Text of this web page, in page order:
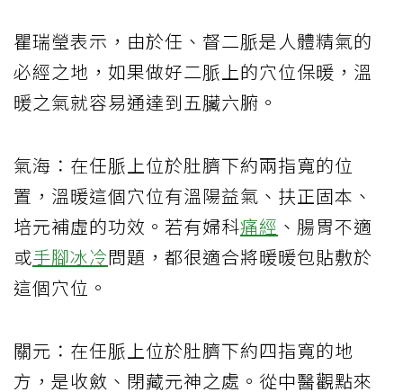
瞿瑞瑩表示，由於任、督二脈是人體精氣的
必經之地，如果做好二脈上的穴位保暖，溫
暖之氣就容易通達到五臟六腑。
氣海：在任脈上位於肚臍下約兩指寬的位
置，溫暖這個穴位有溫陽益氣、扶正固本、
培元補虛的功效。若有婦科痛經 、腸胃不適
或手腳冰冷問題，都很適合將暖暖包貼敷於
這個穴位。
關元：在任脈上位於肚臍下約四指寬的地
方，是收斂、閉藏元神之處。從中醫觀點來